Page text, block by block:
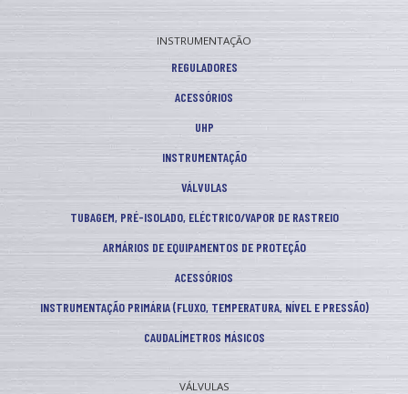
INSTRUMENTAÇÃO
REGULADORES
ACESSÓRIOS
UHP
INSTRUMENTAÇÃO
VÁLVULAS
TUBAGEM, PRÉ-ISOLADO, ELÉCTRICO/VAPOR DE RASTREIO
ARMÁRIOS DE EQUIPAMENTOS DE PROTEÇÃO
ACESSÓRIOS
INSTRUMENTAÇÃO PRIMÁRIA (FLUXO, TEMPERATURA, NÍVEL E PRESSÃO)
CAUDALÍMETROS MÁSICOS
VÁLVULAS